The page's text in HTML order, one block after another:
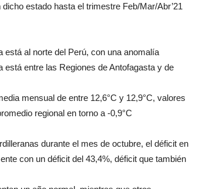
estado hasta el trimestre Feb/Mar/Abr’21
al norte del Perú, con una anomalía
está entre las Regiones de Antofagasta y de
mensual de entre 12,6°C y 12,9°C, valores
regional en torno a -0,9°C
durante el mes de octubre, el déficit en
con un déficit del 43,4%, déficit que también